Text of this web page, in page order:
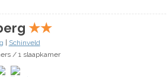
★★
Schinveld
/ 1 slaapkamer